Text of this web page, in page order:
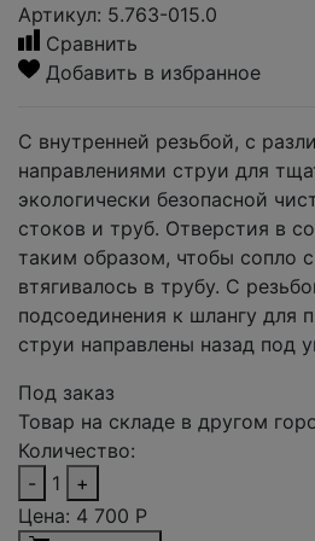
Артикул: 5.763-015.0
Сравнить
Добавить в избранное
С внутренней резьбой, с
направлениями струи для
экологически безопасной
стоков и труб. Отверстия в
таким образом, чтобы сопло
втягивалось в трубу. С
подсоединения к шлангу для
струи направлены назад под
Под заказ
Товар на складе в другом
Количество:
-
1
+
Цена: 4 700 Р